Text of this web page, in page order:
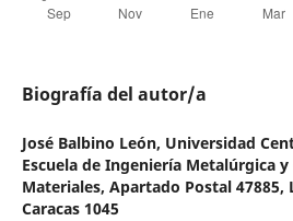
Biografía del autor/a
José Balbino León, Universidad
Escuela de Ingeniería Metalúrgica y
Materiales, Apartado Postal 47885,
Caracas 1045